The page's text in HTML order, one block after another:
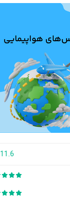
11.6 از 10